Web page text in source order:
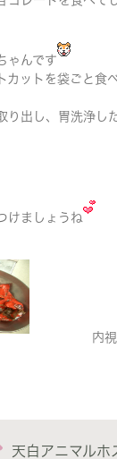
ゃんです
カットを袋ごと食
り出し、胃洗浄し
けましょうね
内視鏡で
天白アニマルホ